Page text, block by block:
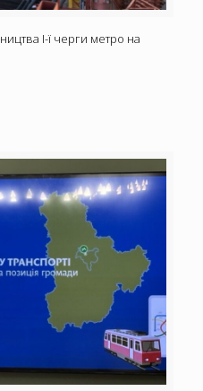
І-ї черги метро на